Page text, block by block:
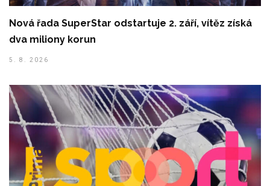
Nová řada SuperStar odstartuje 2. září, vítěz získá
dva miliony korun
5. 8. 2026